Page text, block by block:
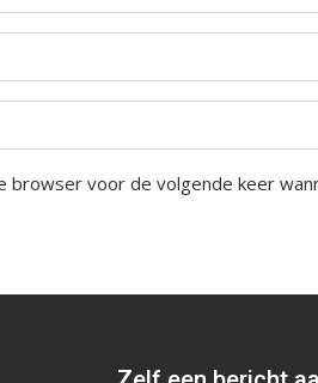
browser voor de volgende keer